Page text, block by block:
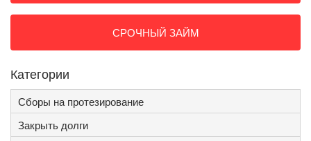
СРОЧНЫЙ ЗАЙМ
Категории
Сборы на протезирование
Закрыть долги